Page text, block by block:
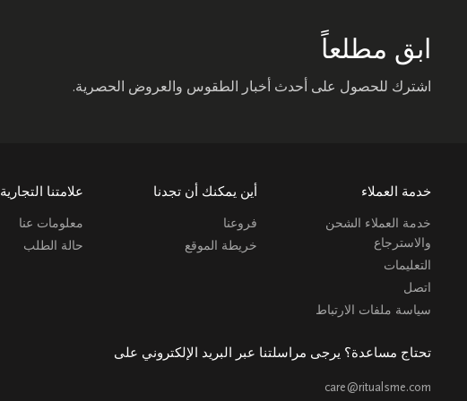
ابق مطلعاً
اشترك للحصول على أحدث أخبار الطقوس والعروض الحصرية.
خدمة العملاء
خدمة العملاء الشحن
والاسترجاع
التعليمات
اتصل
سياسة ملفات الارتباط
أين يمكنك أن تجدنا
فروعنا
خريطة الموقع
علامتنا التجارية
معلومات عنا
حالة الطلب
تحتاج مساعدة؟ يرجى مراسلتنا عبر البريد الإلكتروني على
care@ritualsme.com